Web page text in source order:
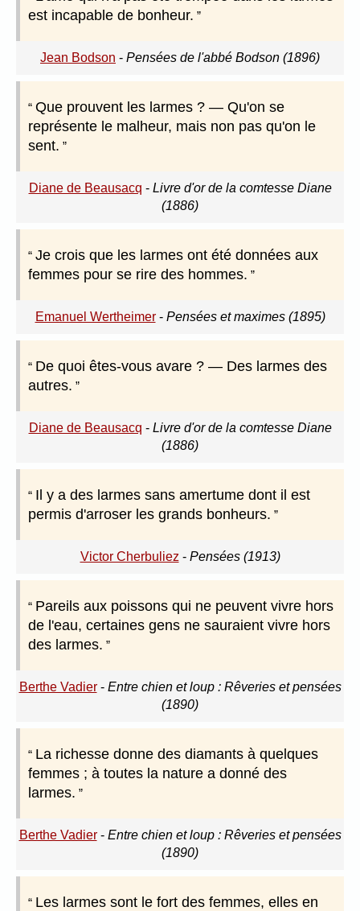
est incapable de bonheur.
Jean Bodson - Pensées de l'abbé Bodson (1896)
Que prouvent les larmes ? — Qu'on se
représente le malheur, mais non pas qu'on le
sent.
Diane de Beausacq - Livre d'or de la comtesse Diane
(1886)
Je crois que les larmes ont été données aux
femmes pour se rire des hommes.
Emanuel Wertheimer- Pensées et maximes (1895)
De quoi êtes-vous avare ? — Des larmes des
autres.
Diane de Beausacq - Livre d'or de la comtesse Diane
(1886)
Il y a des larmes sans amertume dont il est
permis d'arroser les grands bonheurs.
Victor Cherbuliez - Pensées (1913)
Pareils aux poissons qui ne peuvent vivre hors
de l'eau, certaines gens ne sauraient vivre hors
des larmes.
Berthe Vadier- Entre chien et loup : Rêveries et pensées
(1890)
La richesse donne des diamants à quelques
femmes ; à toutes la nature a donné des
larmes.
Berthe Vadier- Entre chien et loup : Rêveries et pensées
(1890)
Les larmes sont le fort des femmes, elles en